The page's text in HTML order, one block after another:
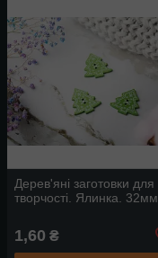
Дерев'яні заготовки для
творчості. Ялинка. 32мм
1,60 ₴